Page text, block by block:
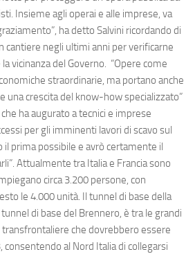
Insieme agli operai e alle imprese, va
ha detto Salvini ricordando di
cantiere negli ultimi anni per verificarne
la vicinanza del Governo. “Opere come
straordinarie, ma portano anche
una crescita del know-how specializzato”
ha augurato a tecnici e imprese
per gli imminenti lavori di scavo sul
il prima possibile e avrò certamente il
Attualmente tra Italia e Francia sono
circa 3.200 persone, con
le 4.000 unità. Il tunnel di base della
di base del Brennero, è tra le grandi
che dovrebbero essere
al Nord Italia di collegarsi